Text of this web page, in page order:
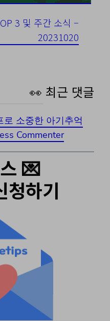
3 및 주간 소식 –
20231020
👀 최근 댓글
소중한 아기추억
Commenter
💌
청하기